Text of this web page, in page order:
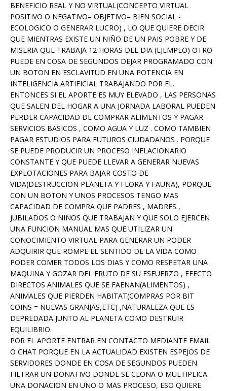
BENEFICIO REAL Y NO VIRTUAL(CONCEPTO VIRTUAL
POSITIVO O NEGATIVO= OBJETIVO= BIEN SOCIAL -
ECOLOGICO O GENERAR LUCRO) , LO QUE QUIERE DECIR
QUE MIENTRAS EXISTE UN NIÑO DE UN PAIS POBRE Y DE
MISERIA QUE TRABAJA 12 HORAS DEL DIA (EJEMPLO) OTRO
PUEDE EN COSA DE SEGUNDOS DEJAR PROGRAMADO CON
UN BOTON EN ESCLAVITUD EN UNA POTENCIA EN
INTELIGENCIA ARTIFICIAL TRABAJANDO POR EL.
ENTONCES SI EL APORTE ES MUY ELEVADO , LAS PERSONAS
QUE SALEN DEL HOGAR A UNA JORNADA LABORAL PUEDEN
PERDER CAPACIDAD DE COMPRAR ALIMENTOS Y PAGAR
SERVICIOS BASICOS , COMO AGUA Y LUZ . COMO TAMBIEN
PAGAR ESTUDIOS PARA FUTUROS CIUDADANOS . PORQUE
SE PUEDE PRODUCIR UN PROCESO INFLACIONARIO
CONSTANTE Y QUE PUEDE LLEVAR A GENERAR NUEVAS
EXPLOTACIONES PARA BAJAR COSTO DE
VIDA(DESTRUCCION PLANETA Y FLORA Y FAUNA), PORQUE
CON UN BOTON Y UNOS PROCESOS TENGO MAS
CAPACIDAD DE COMPRA QUE PADRES , MADRES ,
JUBILADOS O NIÑOS QUE TRABAJAN Y QUE SOLO EJERCEN
UNA FUNCION MANUAL MAS QUE UTILIZAR UN
CONOCIMIENTO VIRTUAL PARA GENERAR UN PODER
ADQUIRIR QUE ROMPE EL SENTIDO DE LA VIDA COMO
PODER COMER TODOS LOS DIAS Y COMO RESPETAR UNA
MAQUINA Y GOZAR DEL FRUTO DE SU ESFUERZO , EFECTO
DIRECTOS ANIMALES QUE SE FAENAN(ALIMENTOS) ,
ANIMALES QUE PIERDEN HABITAT(COMPRAS POR BIT
COINS = NUEVAS GRANJAS,ETC) ,NATURALEZA QUE ES
DEPREDADA JUNTO AL PLANETA COMO DESTRUIR
EQUILIBRIO.
POR EL APORTE ENTRAR EN CONTACTO MEDIANTE EMAIL
O CHAT PORQUE EN LA ACTUALIDAD EXISTEN ESPEJOS DE
SERVIDORES DONDE EN COSA DE SEGUNDOS PUEDEN
FILTRAR UN DONATIVO DONDE SE CLONA O MULTIPLICA
UNA DONACION EN UNO O MAS PROCESO, ESO QUIERE